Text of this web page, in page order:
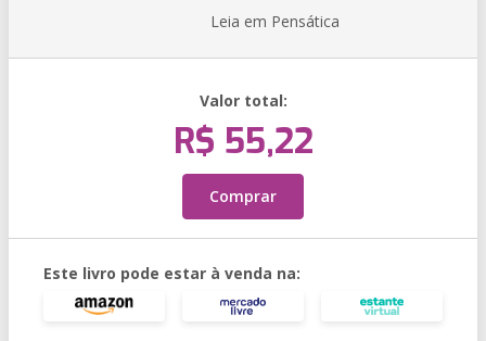
Leia em Pensática
Valor total:
R$ 55,22
Comprar
Este livro pode estar à venda na: